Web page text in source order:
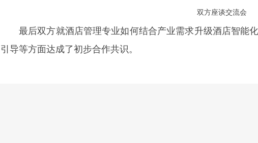
双方座谈交流会
最后双方就酒店管理专业如何结合产业需求升级酒店智能
引导等方面达成了初步合作共识。